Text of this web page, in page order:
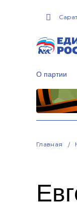
О партии
Главная